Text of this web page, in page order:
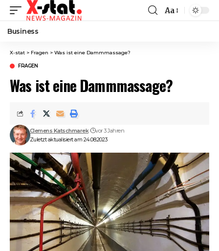
Font
Aa
Business
X-stat > Fragen > Was ist eine Dammmassage?
FRAGEN
Was ist eine Dammmassage?
Zuletzt aktualisiert am 24.08.2023
Clemens Katschmarek vor 3 Jahren